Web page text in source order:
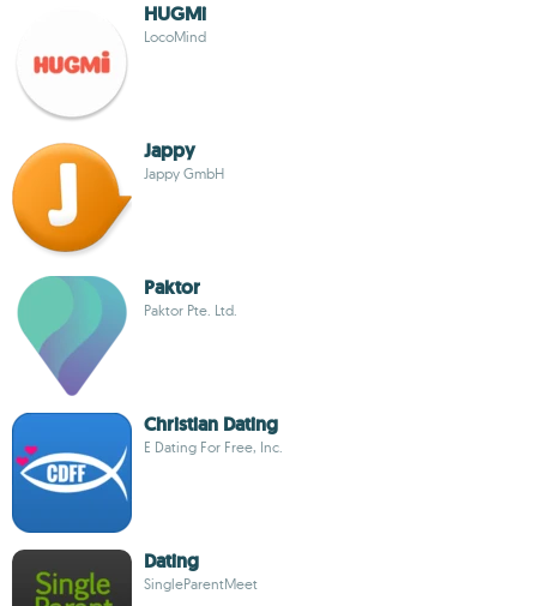
HUGMi
LocoMind
Jappy
Jappy GmbH
Paktor
Paktor Pte. Ltd.
Christian Dating
E Dating For Free, Inc.
Dating
SingleParentMeet